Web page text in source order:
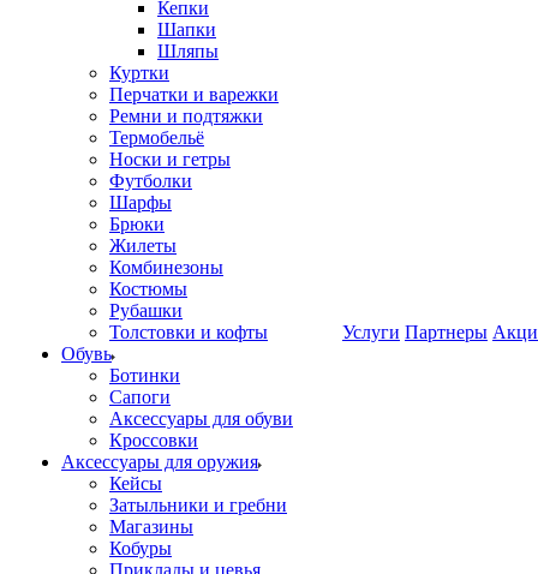
Кепки
Шапки
Шляпы
Куртки
Перчатки и варежки
Ремни и подтяжки
Термобельё
Носки и гетры
Футболки
Шарфы
Брюки
Жилеты
Комбинезоны
Костюмы
Рубашки
Толстовки и кофты
Обувь
Ботинки
Сапоги
Аксессуары для обуви
Кроссовки
Аксессуары для оружия
Кейсы
Затыльники и гребни
Магазины
Кобуры
Приклады и цевья
Услуги Партнеры